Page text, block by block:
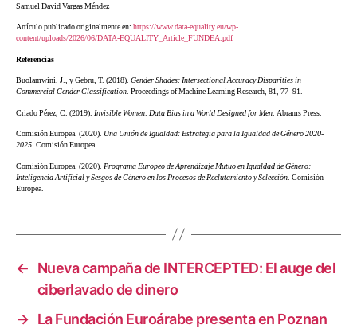
Samuel David Vargas Méndez
Artículo publicado originalmente en: https://www.data-equality.eu/wp-
content/uploads/2026/06/DATA-EQUALITY_Article_FUNDEA.pdf
Referencias
Buolamwini, J., y Gebru, T. (2018). Gender Shades: Intersectional Accuracy Disparities in
Commercial Gender Classification. Proceedings of Machine Learning Research, 81, 77–91.
Criado Pérez, C. (2019). Invisible Women: Data Bias in a World Designed for Men. Abrams Press.
Comisión Europea. (2020). Una Unión de Igualdad: Estrategia para la Igualdad de Género 2020-
2025. Comisión Europea.
Comisión Europea. (2020). Programa Europeo de Aprendizaje Mutuo en Igualdad de Género:
Inteligencia Artificial y Sesgos de Género en los Procesos de Reclutamiento y Selección. Comisión
Europea.
←
Nueva campaña de INTERCEPTED: El auge del
ciberlavado de dinero
→ La Fundación Euroárabe presenta en Poznan